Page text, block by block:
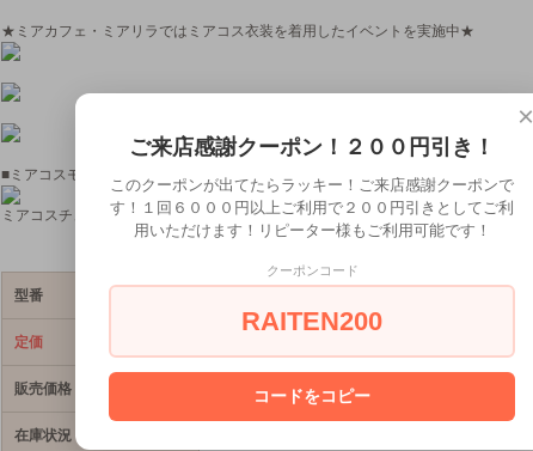
★ミアカフェ・ミアリラではミアコス衣装を着用したイベントを実施中★
■ミアコスモデル＆カフェオリジナルグッズショップ■
ミアコスチュームモデル撮影元サイズ画像やミアカフェオリジナルグッズ販売中！
型番
定価
販売価格 880円(税込968円)
在庫状況
×
ご来店感謝クーポン！２００円引き！
このクーポンが出てたらラッキー！ご来店感謝クーポンで
す！１回６０００円以上ご利用で２００円引きとしてご利
用いただけます！リピーター様もご利用可能です！
クーポンコード
RAITEN200
コードをコピー